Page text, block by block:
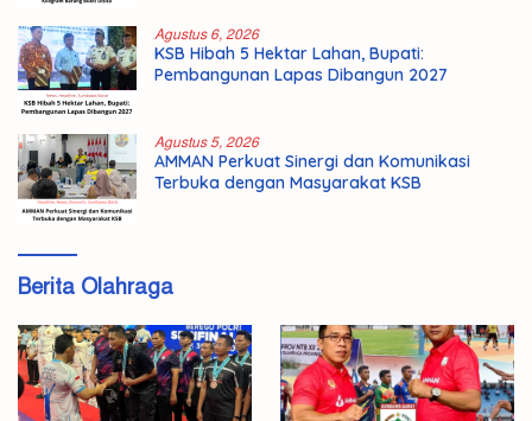
Agustus 6, 2026
KSB Hibah 5 Hektar Lahan, Bupati:
Pembangunan Lapas Dibangun 2027
Agustus 5, 2026
AMMAN Perkuat Sinergi dan Komunikasi
Terbuka dengan Masyarakat KSB
Berita Olahraga